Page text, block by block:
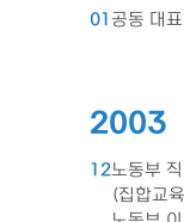
01공동 대
2003
12노동부
(집합교